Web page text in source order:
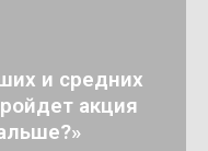
и средних
акция